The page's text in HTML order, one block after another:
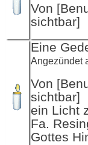
Von
sichtbar]
Eine
Angezündet
Von
sichtbar]
ein Licht
Fa.
Gottes